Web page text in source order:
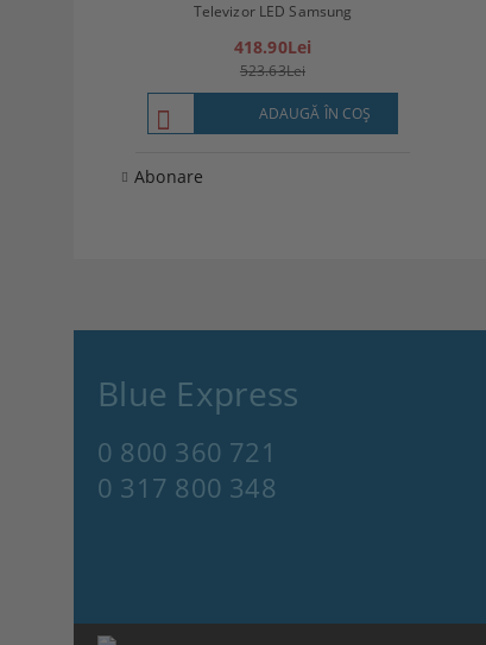
Televizor LED Samsung
418.90Lei
523.63Lei
ADAUGĂ ÎN COŞ
Abonare
Blue Express
0 800 360 721
0 317 800 348